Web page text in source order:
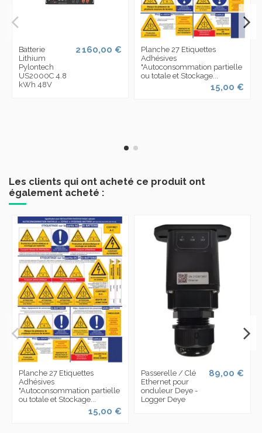
Batterie
Lithium
Pylontech
US2000C 4.8
kWh 48V
2 160,00 €
Planche 27 Etiquettes
Adhésives
"Autoconsommation partielle
ou totale et Stockage...
15,00 €
Les clients qui ont acheté ce produit ont
également acheté :
Planche 27 Etiquettes
Adhésives
"Autoconsommation partielle
ou totale et Stockage...
15,00 €
Passerelle / Clé
Ethernet pour
onduleur Deye -
Logger Deye
89,00 €